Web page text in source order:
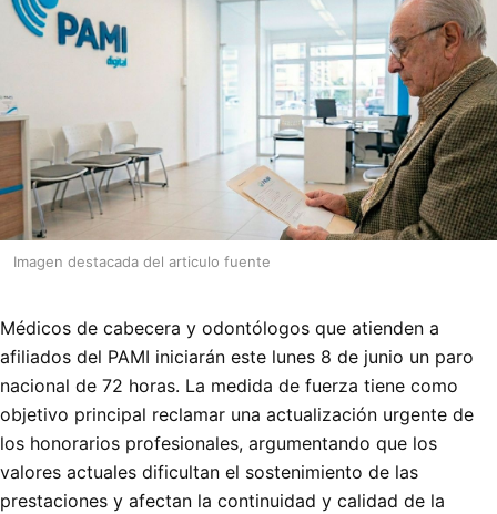
Imagen destacada del articulo fuente
Médicos de cabecera y odontólogos que atienden a
afiliados del PAMI iniciarán este lunes 8 de junio un paro
nacional de 72 horas. La medida de fuerza tiene como
objetivo principal reclamar una actualización urgente de
los honorarios profesionales, argumentando que los
valores actuales dificultan el sostenimiento de las
prestaciones y afectan la continuidad y calidad de la